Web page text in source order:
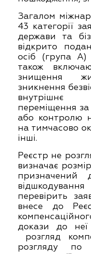
Загалом
43 категорії
держави та
відкрито
осіб (група А)
також
знищення
зникнення
переміщення
або контролю
на тимчасово
інші.
Реєстр не
визначає
призначений
перевірить
внесе до
докази до
розгляд
розгляду по